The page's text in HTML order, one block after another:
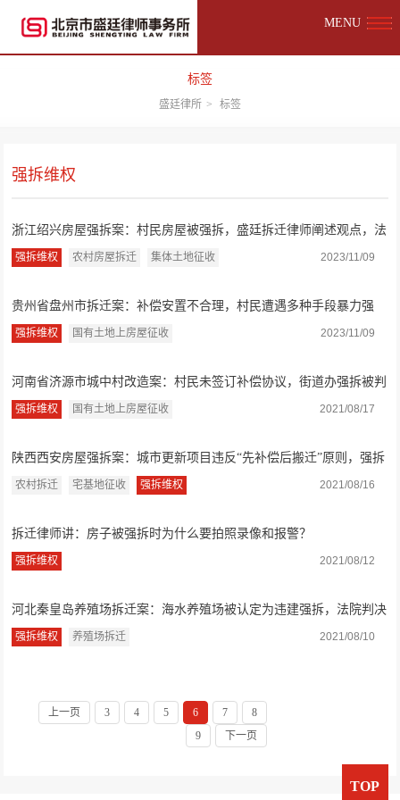
MENU
标签
盛廷律所 > 标签
强拆维权
浙江绍兴房屋强拆案：村民房屋被强拆，盛廷拆迁律师阐述观点，法
院判决强拆...
强拆维权 农村房屋拆迁 集体土地征收 2023/11/09
贵州省盘州市拆迁案：补偿安置不合理，村民遭遇多种手段暴力强
拆，盛廷律师...
强拆维权 国有土地上房屋征收 2023/11/09
河南省济源市城中村改造案：村民未签订补偿协议，街道办强拆被判
违法，盛廷...
强拆维权 国有土地上房屋征收 2021/08/17
陕西西安房屋强拆案：城市更新项目违反“先补偿后搬迁”原则，强拆
违法，盛...
农村拆迁 宅基地征收 强拆维权 2021/08/16
拆迁律师讲：房子被强拆时为什么要拍照录像和报警？
强拆维权 2021/08/12
河北秦皇岛养殖场拆迁案：海水养殖场被认定为违建强拆，法院判决
违法，盛廷...
强拆维权 养殖场拆迁 2021/08/10
上一页 3 4 5 6 7
8
9
下一页
TOP